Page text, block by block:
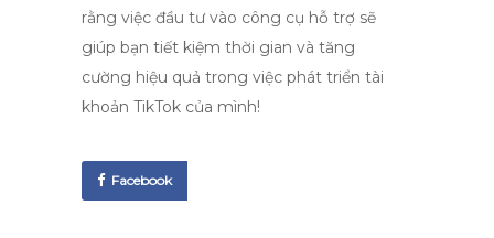
rằng việc đầu tư vào công cụ hỗ trợ sẽ
giúp bạn tiết kiệm thời gian và tăng
cường hiệu quả trong việc phát triển tài
khoản TikTok của mình!
Facebook